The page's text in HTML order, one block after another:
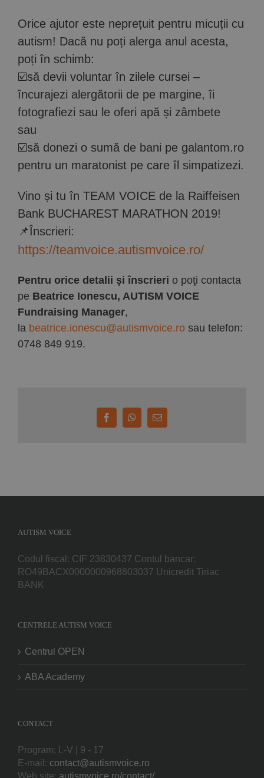
Orice ajutor este neprețuit pentru micuții cu
autism! Dacă nu poți alerga anul acesta,
poți în schimb:
☑️să devii voluntar în zilele cursei –
încurajezi alergătorii de pe margine, îi
fotografiezi sau le oferi apă și zâmbete
sau
☑️să donezi o sumă de bani pe galantom.ro
pentru un maratonist pe care îl simpatizezi.
Vino și tu în TEAM VOICE de la Raiffeisen
Bank BUCHAREST MARATHON 2019!
📌Înscrieri:
https://teamvoice.autismvoice.ro/
Pentru orice detalii şi înscrieri o poţi contacta
pe Beatrice Ionescu, AUTISM VOICE
Fundraising Manager,
la beatrice.ionescu@autismvoice.ro sau telefon:
0748 849 919.
FacebookWhatsApp
E-
mail:
AUTISM VOICE
Codul fiscal: CIF 23830437 Contul bancar:
RO49BACX0000000968803037 Unicredit Tiriac
BANK
CENTRELE AUTISM VOICE
Centrul OPEN
ABA Academy
CONTACT
Program: L-V | 9 - 17
E-mail: contact@autismvoice.ro